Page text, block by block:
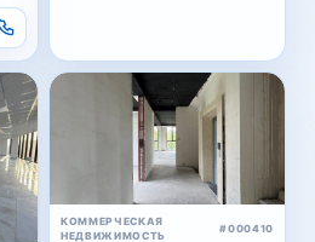
КОММЕРЧЕСКАЯ
НЕДВИЖИМОСТЬ
#000410